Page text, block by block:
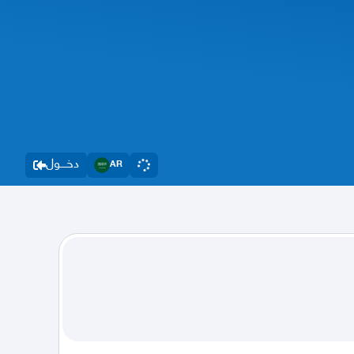
دخــــول AR